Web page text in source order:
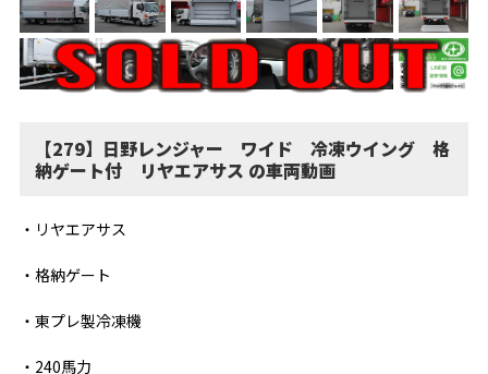
【279】日野レンジャー ワイド 冷凍ウイング 格
納ゲート付 リヤエアサス の車両動画
・リヤエアサス
・格納ゲート
・東プレ製冷凍機
・240馬力